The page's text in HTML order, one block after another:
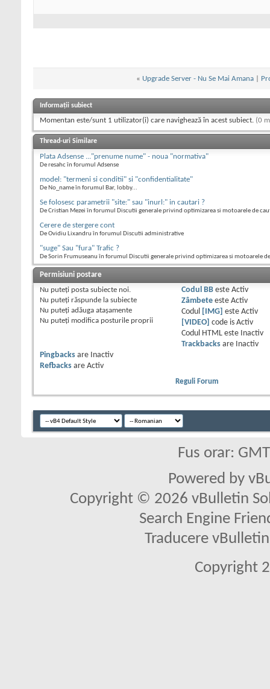
« Upgrade Server - Nu Se Mai Amana
Informații subiect
Momentan este/sunt 1 utilizator(i) care navighează în acest subiect. (0
Thread-uri Similare
Plata Adsense ..."prenume nume" - noua "normativa"
De resahc în forumul Adsense
model: "termeni si conditii" si "confidentialitate"
De No_name în forumul Bar, lobby...
Se folosesc parametrii "site:" sau "inurl:" in cautari ?
De Cristian Mezei în forumul Discutii generale privind optimizarea si motoarele de
Cerere de stergere cont
De Ovidiu Lixandru în forumul Discutii administrative
"suge" Sau "fura" Trafic ?
De Sorin Frumuseanu în forumul Discutii generale privind optimizarea si motoarele
Permisiuni postare
Nu puteţi posta subiecte noi.
Nu puteţi răspunde la subiecte
Nu puteţi adăuga ataşamente
Nu puteţi modifica posturile proprii
Codul BBeste Activ
Zâmbeteeste Activ
Codul
[IMG] este Activ
[VIDEO] code is Activ
Codul HTML este
Inactiv
Trackbacksare
Inactiv
Pingbacks are
Inactiv
Refbacks are Activ
Reguli Forum
Fus orar:
Powered by
Copyright © 2026 vBulletin
Search Engine
Traducere
Copyright